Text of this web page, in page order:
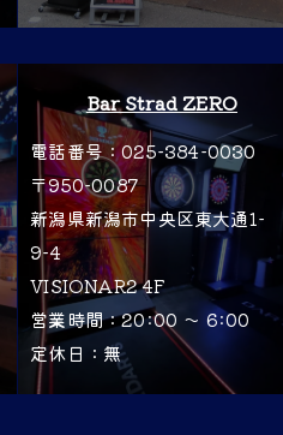
Bar Strad ZERO
電話番号：025-384-0030
〒950-0087
新潟県新潟市中央区東大通1-
9−4
VISIONAR2 4F
営業時間：20:00 〜 6:00
定休日：無